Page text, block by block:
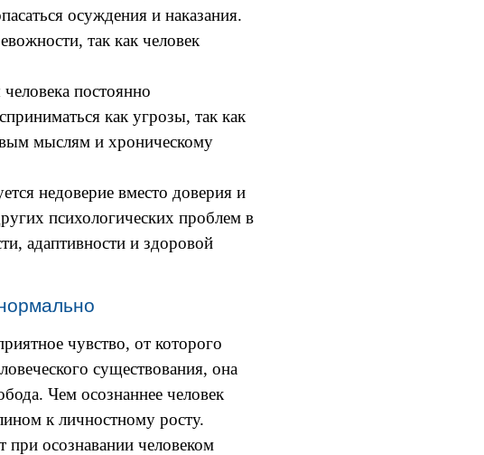
осуждения и наказания.
так как человек
постоянно
как угрозы, так как
мыслям и хроническому
недоверие вместо доверия и
психологических проблем в
адаптивности и здоровой
чувство, от которого
существования, она
Чем осознаннее человек
к личностному росту.
при осознавании человеком